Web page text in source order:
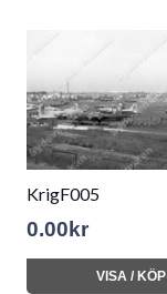
KrigF005
0.00 kr
VISA / KÖP